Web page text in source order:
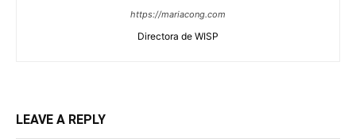
https://mariacong.com
Directora de WISP
LEAVE A REPLY